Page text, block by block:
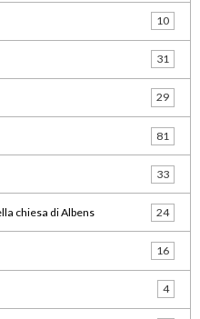
10
31
29
81
33
chiesa di Albens 24
16
4